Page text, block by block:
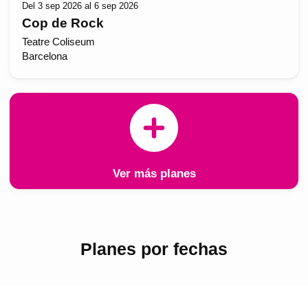
Del 3 sep 2026 al 6 sep 2026
Cop de Rock
Teatre Coliseum
Barcelona
Ver más planes
Planes por fechas